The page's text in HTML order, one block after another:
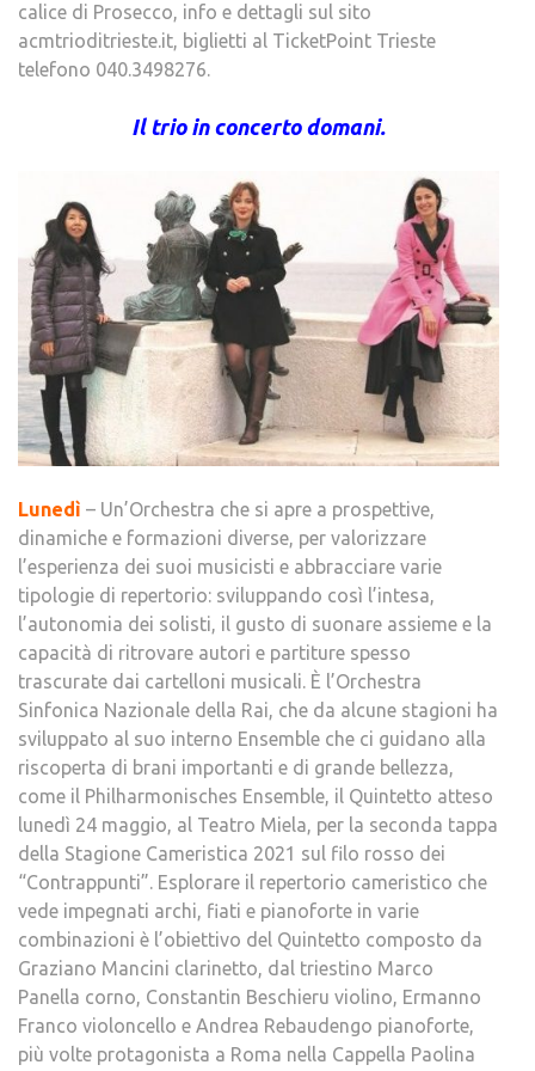
calice di Prosecco, info e dettagli sul sito
acmtrioditrieste.it, biglietti al TicketPoint Trieste
telefono 040.3498276.
Il trio in concerto domani.
Lunedì – Un’Orchestra che si apre a prospettive,
dinamiche e formazioni diverse, per valorizzare
l’esperienza dei suoi musicisti e abbracciare varie
tipologie di repertorio: sviluppando così l’intesa,
l’autonomia dei solisti, il gusto di suonare assieme e la
capacità di ritrovare autori e partiture spesso
trascurate dai cartelloni musicali. È l’Orchestra
Sinfonica Nazionale della Rai, che da alcune stagioni ha
sviluppato al suo interno Ensemble che ci guidano alla
riscoperta di brani importanti e di grande bellezza,
come il Philharmonisches Ensemble, il Quintetto atteso
lunedì 24 maggio, al Teatro Miela, per la seconda tappa
della Stagione Cameristica 2021 sul filo rosso dei
“Contrappunti”. Esplorare il repertorio cameristico che
vede impegnati archi, fiati e pianoforte in varie
combinazioni è l’obiettivo del Quintetto composto da
Graziano Mancini clarinetto, dal triestino Marco
Panella corno, Constantin Beschieru violino, Ermanno
Franco violoncello e Andrea Rebaudengo pianoforte,
più volte protagonista a Roma nella Cappella Paolina